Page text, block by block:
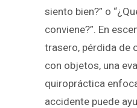
siento bien?” o
conviene?”. En
trasero, pérdida de
con objetos, una
quiropráctica
accidente puede